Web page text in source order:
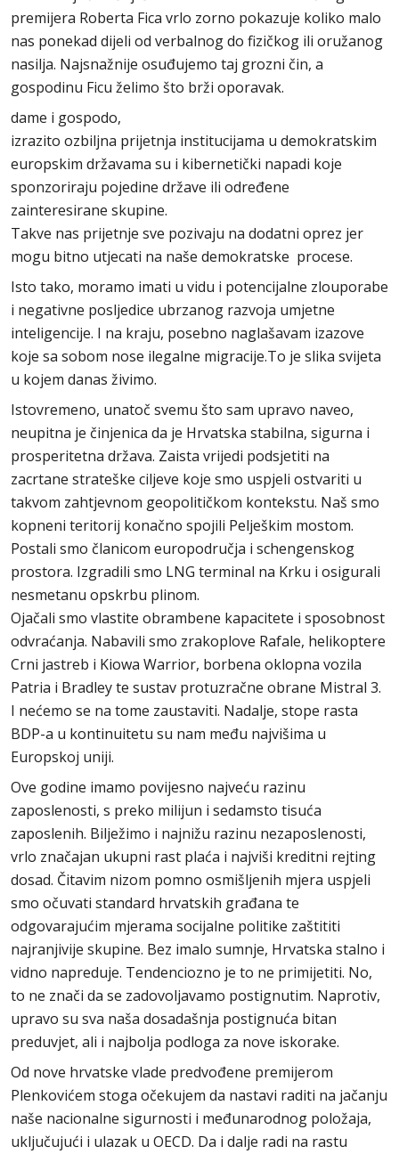
premijera Roberta Fica vrlo zorno pokazuje koliko malo
nas ponekad dijeli od verbalnog do fizičkog ili oružanog
nasilja. Najsnažnije osuđujemo taj grozni čin, a
gospodinu Ficu želimo što brži oporavak.
dame i gospodo,
izrazito ozbiljna prijetnja institucijama u demokratskim
europskim državama su i kibernetički napadi koje
sponzoriraju pojedine države ili određene
zainteresirane skupine.
Takve nas prijetnje sve pozivaju na dodatni oprez jer
mogu bitno utjecati na naše demokratske procese.
Isto tako, moramo imati u vidu i potencijalne zlouporabe
i negativne posljedice ubrzanog razvoja umjetne
inteligencije. I na kraju, posebno naglašavam izazove
koje sa sobom nose ilegalne migracije.To je slika svijeta
u kojem danas živimo.
Istovremeno, unatoč svemu što sam upravo naveo,
neupitna je činjenica da je Hrvatska stabilna, sigurna i
prosperitetna država. Zaista vrijedi podsjetiti na
zacrtane strateške ciljeve koje smo uspjeli ostvariti u
takvom zahtjevnom geopolitičkom kontekstu. Naš smo
kopneni teritorij konačno spojili Pelješkim mostom.
Postali smo članicom europodručja i schengenskog
prostora. Izgradili smo LNG terminal na Krku i osigurali
nesmetanu opskrbu plinom.
Ojačali smo vlastite obrambene kapacitete i sposobnost
odvraćanja. Nabavili smo zrakoplove Rafale, helikoptere
Crni jastreb i Kiowa Warrior, borbena oklopna vozila
Patria i Bradley te sustav protuzračne obrane Mistral 3.
I nećemo se na tome zaustaviti. Nadalje, stope rasta
BDP-a u kontinuitetu su nam među najvišima u
Europskoj uniji.
Ove godine imamo povijesno najveću razinu
zaposlenosti, s preko milijun i sedamsto tisuća
zaposlenih. Bilježimo i najnižu razinu nezaposlenosti,
vrlo značajan ukupni rast plaća i najviši kreditni rejting
dosad. Čitavim nizom pomno osmišljenih mjera uspjeli
smo očuvati standard hrvatskih građana te
odgovarajućim mjerama socijalne politike zaštititi
najranjivije skupine. Bez imalo sumnje, Hrvatska stalno i
vidno napreduje. Tendenciozno je to ne primijetiti. No,
to ne znači da se zadovoljavamo postignutim. Naprotiv,
upravo su sva naša dosadašnja postignuća bitan
preduvjet, ali i najbolja podloga za nove iskorake.
Od nove hrvatske vlade predvođene premijerom
Plenkovićem stoga očekujem da nastavi raditi na jačanju
naše nacionalne sigurnosti i međunarodnog položaja,
uključujući i ulazak u OECD. Da i dalje radi na rastu